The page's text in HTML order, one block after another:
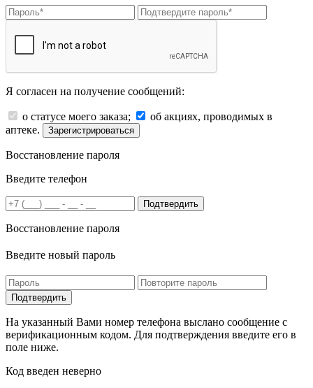
Я согласен на получение сообщений:
о статусе моего заказа;
об акциях, проводимых в
аптеке.
Зарегистрироваться
Восстановление пароля
Введите телефон
Подтвердить
Восстановление пароля
Введите новый пароль
На указанный Вами номер телефона выслано сообщение с
верификационным кодом. Для подтверждения введите его в
поле ниже.
Код введен неверно